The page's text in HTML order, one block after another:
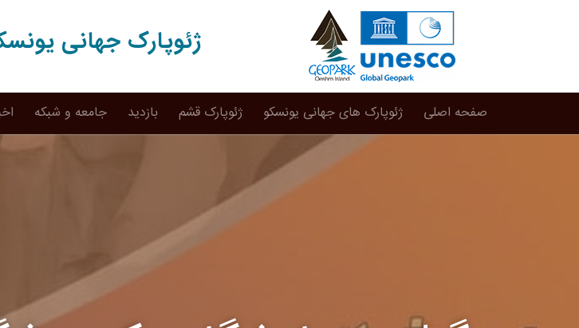
ژئوپارک جهانی
صفحه اصلی ژئوپارک های جهانی یونسکو ژئوپارک قشم بازدید جامعه و شبکه